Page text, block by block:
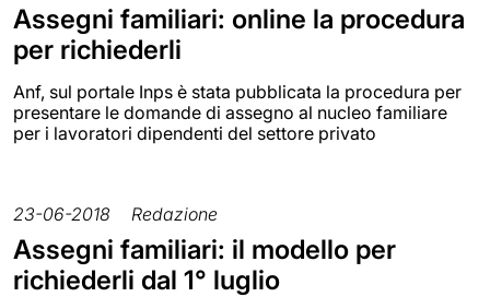
Assegni familiari: online la procedura
per richiederli
Anf, sul portale Inps è stata pubblicata la procedura per
presentare le domande di assegno al nucleo familiare
per i lavoratori dipendenti del settore privato
23-06-2018 Redazione
Assegni familiari: il modello per
richiederli dal 1° luglio